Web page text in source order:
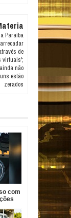
Paraíba
de
virtuais';
não
estão
zerados
com